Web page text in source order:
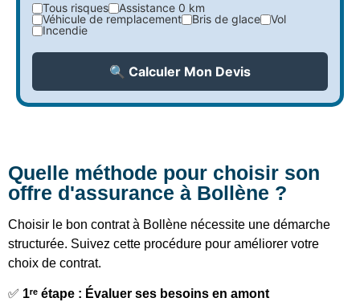
Tous risques
Assistance 0 km
Véhicule de remplacement
Bris de glace
Vol
Incendie
🔍 Calculer Mon Devis
Quelle méthode pour choisir son
offre d'assurance à Bollène ?
Choisir le bon contrat à Bollène nécessite une démarche
structurée. Suivez cette procédure pour améliorer votre
choix de contrat.
✅ 1ʳᵉ étape : Évaluer ses besoins en amont